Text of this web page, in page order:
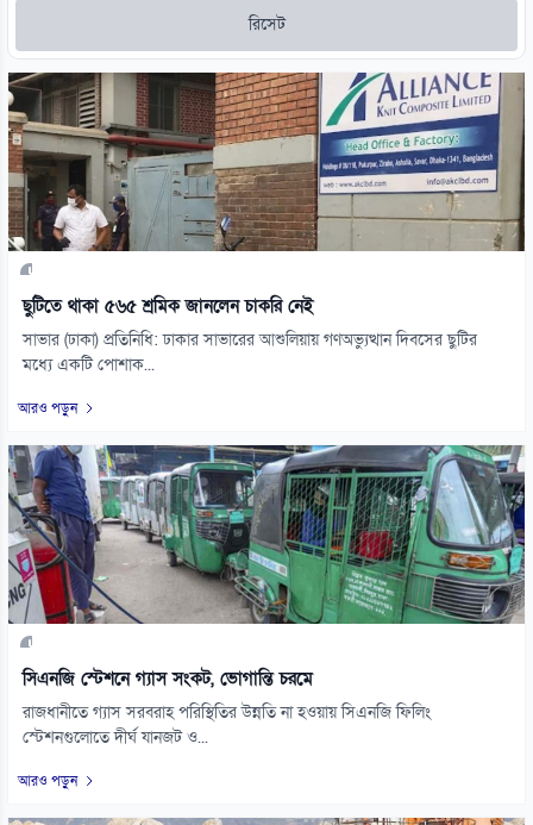
রিসেট
ছুটিতে থাকা ৫৬৫ শ্রমিক জানলেন চাকরি নেই
সাভার (ঢাকা) প্রতিনিধি: ঢাকার সাভারের আশুলিয়ায় গণঅভ্যুত্থান দিবসের ছুটির
মধ্যে একটি পোশাক...
আরও পড়ুন
সিএনজি স্টেশনে গ্যাস সংকট, ভোগান্তি চরমে
রাজধানীতে গ্যাস সরবরাহ পরিস্থিতির উন্নতি না হওয়ায় সিএনজি ফিলিং
স্টেশনগুলোতে দীর্ঘ যানজট ও...
আরও পড়ুন